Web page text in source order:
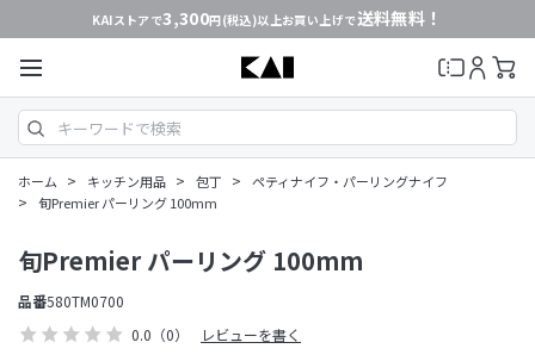
KAIストアで3,300円(税込)以上お買い上げで送料無料！
ホーム > キッチン用品 > 包丁 > ペティナイフ・パーリングナイフ
> 旬Premier パーリング 100mm
0.0 （0） レビューを書く
旬Premier パーリング 100mm
品番580TM0700